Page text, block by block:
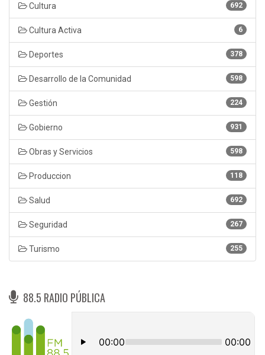
692
Cultura
6
Cultura Activa
378
Deportes
598
Desarrollo de la Comunidad
224
Gestión
931
Gobierno
598
Obras y Servicios
118
Produccion
692
Salud
267
Seguridad
255
Turismo
88.5 RADIO PÚBLICA